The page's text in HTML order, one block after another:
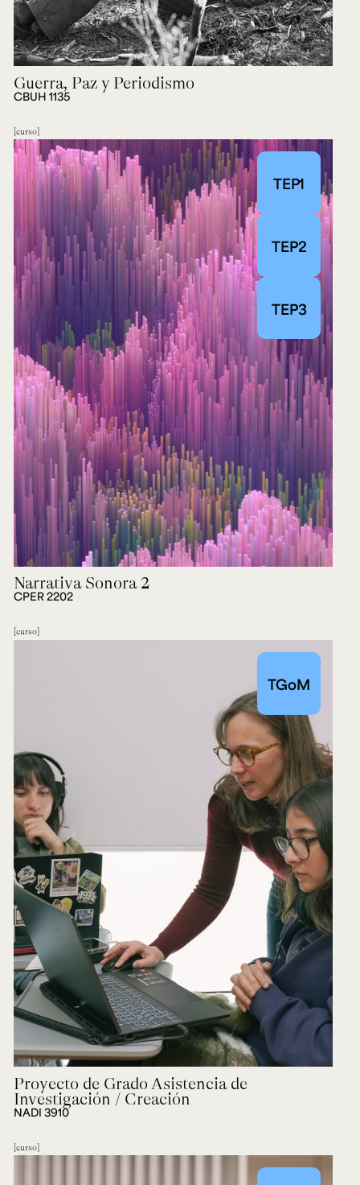
Guerra, Paz y Periodismo
CBUH 1135
curso
TEP1
TEP2
TEP3
Narrativa Sonora 2
CPER 2202
curso
TGoM
Proyecto de Grado Asistencia de
Investigación / Creación
NADI 3910
curso